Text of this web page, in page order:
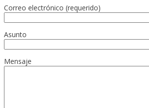
Correo electrónico (requerido)
Asunto
Mensaje